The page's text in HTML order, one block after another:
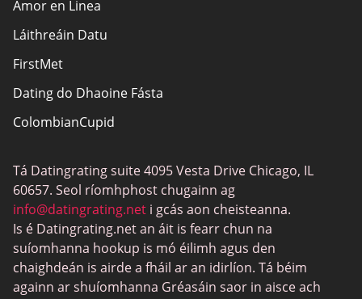
Freagracht
Nochtadh Affiliate
Léarscáil an láithreáin
Amor en Linea
Láithreáin Datu
FirstMet
Dating do Dhaoine Fásta
ColombianCupid
MeetMindful
Dátú BDSM
BBPeopleMeet
Suíomhanna Daidí Siúcra
Tá Datingrating suite 4095 Vesta Drive Chicago, IL
60657. Seol ríomhphost chugainn ag
info@datingrating.net i gcás aon cheisteanna.
Is é Datingrating.net an áit is fearr chun na
suíomhanna hookup is mó éilimh agus den
chaighdeán is airde a fháil ar an idirlíon. Tá béim
againn ar shuíomhanna Gréasáin saor in aisce ach